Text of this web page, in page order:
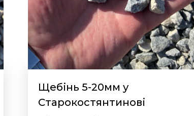
Щебінь 5-20мм у
Старокостянтинові